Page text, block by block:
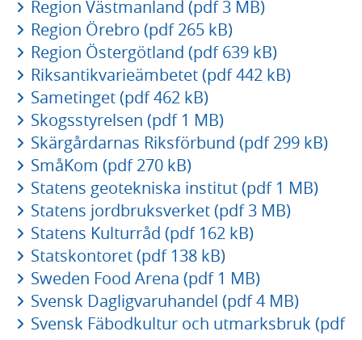
Region Västmanland (pdf 3 MB)
Region Örebro (pdf 265 kB)
Region Östergötland (pdf 639 kB)
Riksantikvarieämbetet (pdf 442 kB)
Sametinget (pdf 462 kB)
Skogsstyrelsen (pdf 1 MB)
Skärgårdarnas Riksförbund (pdf 299 kB)
SmåKom (pdf 270 kB)
Statens geotekniska institut (pdf 1 MB)
Statens jordbruksverket (pdf 3 MB)
Statens Kulturråd (pdf 162 kB)
Statskontoret (pdf 138 kB)
Sweden Food Arena (pdf 1 MB)
Svensk Dagligvaruhandel (pdf 4 MB)
Svensk Fäbodkultur och utmarksbruk (pdf